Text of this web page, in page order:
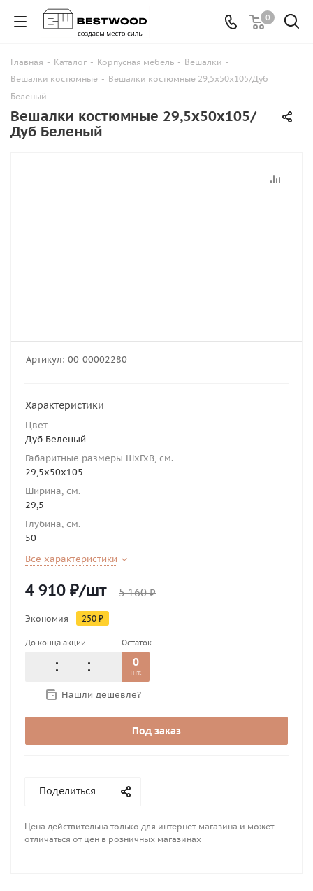
0
Главная - Каталог - Корпусная мебель - Вешалки -
Вешалки костюмные - Вешалки костюмные 29,5х50х105/Дуб
Беленый
Вешалки костюмные 29,5х50х105/
Дуб Беленый
Артикул: 00-00002280
Характеристики
Цвет
Дуб Беленый
Габаритные размеры ШхГхВ, см.
29,5х50х105
Ширина, см.
29,5
Глубина, см.
50
Все характеристики
4 910 ₽/шт 5 160₽
Экономия 250 ₽
До конца акции Остаток
0
шт.
Нашли дешевле?
Под заказ
Поделиться
Цена действительна только для интернет-магазина и может
отличаться от цен в розничных магазинах